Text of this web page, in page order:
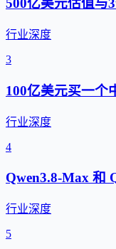
500亿美元估值与
行业深度
3
100亿美元买一个
行业深度
4
Qwen3.8-Max 和
行业深度
5